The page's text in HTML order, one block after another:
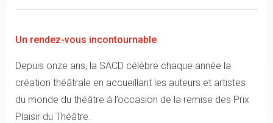
Un rendez-vous incontournable
Depuis onze ans, la SACD célèbre chaque année la
création théâtrale en accueillant les auteurs et artistes
du monde du théâtre à l’occasion de la remise des Prix
Plaisir du Théâtre.